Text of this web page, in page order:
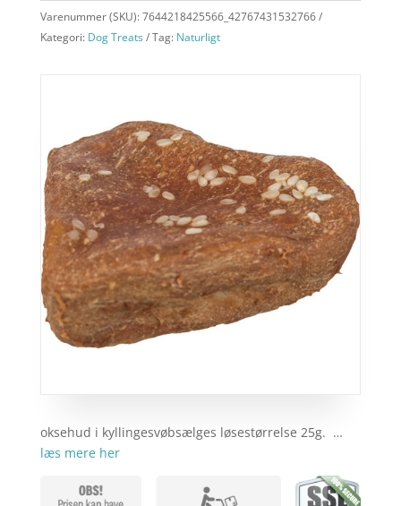
Varenummer (SKU):7644218425566_42767431532766
Kategori: Dog Treats Tag: Naturligt
oksehud i kyllingesvøbsælges løsestørrelse 25g. …
læs mere her